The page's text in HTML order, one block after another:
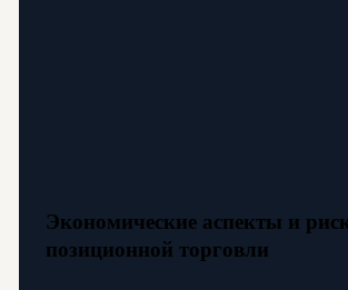
Экономические аспекты и
позиционной торговли